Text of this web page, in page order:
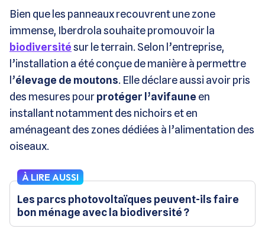
Bien que les panneaux recouvrent une zone
immense, Iberdrola souhaite promouvoir la
biodiversitésur le terrain. Selon l’entreprise,
l’installation a été conçue de manière à permettre
l’élevage de moutons. Elle déclare aussi avoir pris
des mesures pourprotéger l’avifaune en
installant notamment des nichoirs et en
aménageant des zones dédiées à l’alimentation des
oiseaux.
À LIRE AUSSI
Les parcs photovoltaïques peuvent-ils faire
bon ménage avec la biodiversité ?